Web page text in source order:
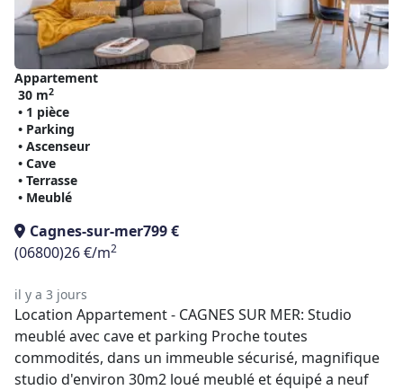
Appartement
30 m2
• 1 pièce
• Parking
• Ascenseur
• Cave
• Terrasse
• Meublé
Cagnes-sur-mer799 €
(06800)26 €/m2
il y a 3 jours
Location Appartement - CAGNES SUR MER: Studio
meublé avec cave et parking Proche toutes
commodités, dans un immeuble sécurisé, magnifique
studio d'environ 30m2 loué meublé et équipé a neuf